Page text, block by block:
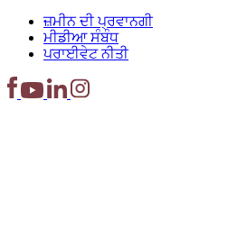
ਜ਼ਮੀਨ ਦੀ ਪ੍ਰਵਾਨਗੀ
ਮੀਡੀਆ ਸੰਬੰਧ
ਪਰਾਈਵੇਟ ਨੀਤੀ